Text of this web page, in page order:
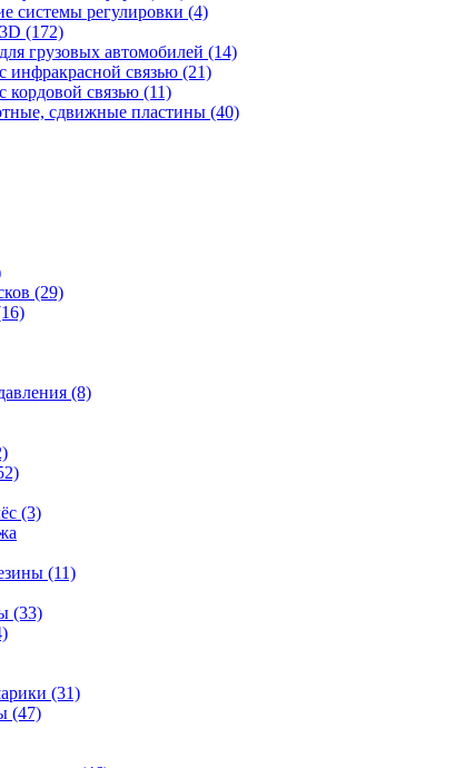
системы регулировки (4)
(172)
грузовых автомобилей (14)
инфракрасной связью (21)
кордовой связью (11)
сдвижные пластины (40)
(29)
(8)
(3)
(11)
(33)
(31)
(47)